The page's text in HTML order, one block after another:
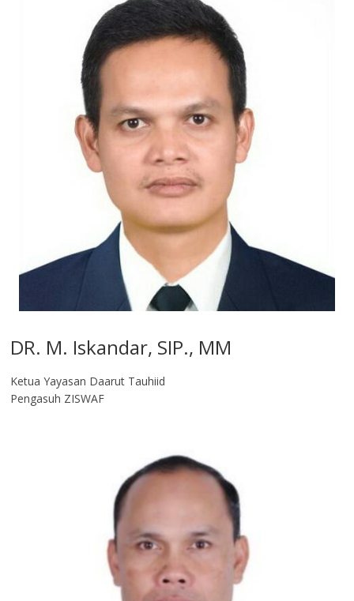
DR. M. Iskandar, SIP., MM
Ketua Yayasan Daarut Tauhiid
Pengasuh ZISWAF